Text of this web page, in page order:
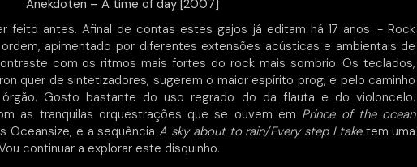
Anekdoten – A time of day [2007]
feito antes. Afinal de contas estes gajos já editam há 17 anos :- Rock
apimentado por diferentes extensões acústicas e ambientais de
com os ritmos mais fortes do rock mais sombrio. Os teclados,
quer de sintetizadores, sugerem o maior espírito prog, e pelo caminho
Gosto bastante do uso regrado do da flauta e do violoncelo.
as tranquilas orquestrações que se ouvem em Prince of the ocean
Oceansize, e a sequênciaA sky about to rain/Every step I taketem uma
continuar a explorar este disquinho.